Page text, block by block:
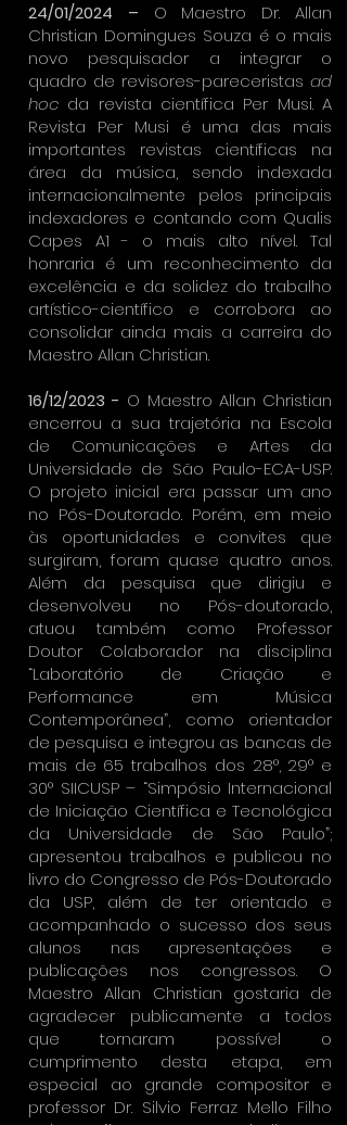
24/01/2024 – O Maestro Dr. Allan
Christian Domingues Souza é o mais
novo pesquisador a integrar o
quadro de revisores-pareceristas ad
hoc da revista científica Per Musi. A
Revista Per Musi é uma das mais
importantes revistas científicas na
área da música, sendo indexada
internacionalmente pelos principais
indexadores e contando com Qualis
Capes A1 - o mais alto nível. Tal
honraria é um reconhecimento da
excelência e da solidez do trabalho
artístico-científico e corrobora ao
consolidar ainda mais a carreira do
Maestro Allan Christian.
16/12/2023 - O Maestro Allan Christian
encerrou a sua trajetória na Escola
de Comunicações e Artes da
Universidade de São Paulo-ECA-USP.
O projeto inicial era passar um ano
no Pós-Doutorado. Porém, em meio
às oportunidades e convites que
surgiram, foram quase quatro anos.
Além da pesquisa que dirigiu e
desenvolveu no Pós-doutorado,
atuou também como Professor
Doutor Colaborador na disciplina
“Laboratório de Criação e
Performance em Música
Contemporânea”, como orientador
de pesquisa e integrou as bancas de
mais de 65 trabalhos dos 28°, 29° e
30° SIICUSP – “Simpósio Internacional
de Iniciação Científica e Tecnológica
da Universidade de São Paulo”;
apresentou trabalhos e publicou no
livro do Congresso de Pós-Doutorado
da USP, além de ter orientado e
acompanhado o sucesso dos seus
alunos nas apresentações e
publicações nos congressos. O
Maestro Allan Christian gostaria de
agradecer publicamente a todos
que tornaram possível o
cumprimento desta etapa, em
especial ao grande compositor e
professor Dr. Silvio Ferraz Mello Filho